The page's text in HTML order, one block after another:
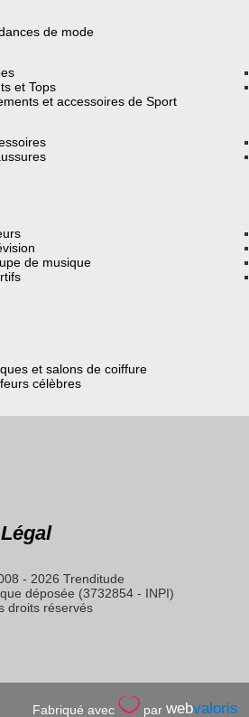
de mode
et Tops
et accessoires de Sport
de musique
et salons de coiffure
célèbres
Légal
- 2026 Trenditude
déposée (3732854 - INPI)
droits réservés
Fabriqué avec par webvaloris